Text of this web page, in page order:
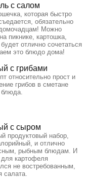
с салом
которая быстро
обязательно
Можно
пикнике, картошка,
отлично сочетаться
это блюдо дома!
с грибами
относительно прост и
грибов в сметане
с сыром
продуктовый набор,
и отлично
рыбным блюдам. И
картофеля
не востребованным,
салата.